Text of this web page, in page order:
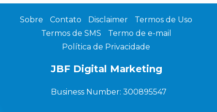
Sobre Contato Disclaimer
Termos de Uso
Termos de SMS
Termo de e-mail
Política de Privacidade
JBF Digital Marketing
Business Number: 300895547